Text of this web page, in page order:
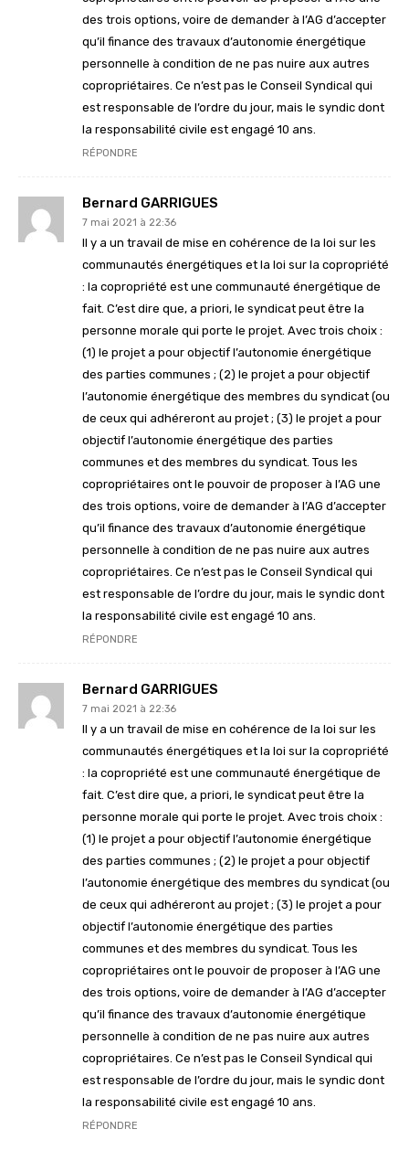
des trois options, voire de demander à l’AG d’accepter
qu’il finance des travaux d’autonomie énergétique
personnelle à condition de ne pas nuire aux autres
copropriétaires. Ce n’est pas le Conseil Syndical qui
est responsable de l’ordre du jour, mais le syndic dont
la responsabilité civile est engagé 10 ans.
RÉPONDRE
Bernard GARRIGUES
7 mai 2021 à 22:36
Il y a un travail de mise en cohérence de la loi sur les
communautés énergétiques et la loi sur la copropriété
: la copropriété est une communauté énergétique de
fait. C’est dire que, a priori, le syndicat peut être la
personne morale qui porte le projet. Avec trois choix :
(1) le projet a pour objectif l’autonomie énergétique
des parties communes ; (2) le projet a pour objectif
l’autonomie énergétique des membres du syndicat (ou
de ceux qui adhéreront au projet ; (3) le projet a pour
objectif l’autonomie énergétique des parties
communes et des membres du syndicat. Tous les
copropriétaires ont le pouvoir de proposer à l’AG une
des trois options, voire de demander à l’AG d’accepter
qu’il finance des travaux d’autonomie énergétique
personnelle à condition de ne pas nuire aux autres
copropriétaires. Ce n’est pas le Conseil Syndical qui
est responsable de l’ordre du jour, mais le syndic dont
la responsabilité civile est engagé 10 ans.
RÉPONDRE
Bernard GARRIGUES
7 mai 2021 à 22:36
Il y a un travail de mise en cohérence de la loi sur les
communautés énergétiques et la loi sur la copropriété
: la copropriété est une communauté énergétique de
fait. C’est dire que, a priori, le syndicat peut être la
personne morale qui porte le projet. Avec trois choix :
(1) le projet a pour objectif l’autonomie énergétique
des parties communes ; (2) le projet a pour objectif
l’autonomie énergétique des membres du syndicat (ou
de ceux qui adhéreront au projet ; (3) le projet a pour
objectif l’autonomie énergétique des parties
communes et des membres du syndicat. Tous les
copropriétaires ont le pouvoir de proposer à l’AG une
des trois options, voire de demander à l’AG d’accepter
qu’il finance des travaux d’autonomie énergétique
personnelle à condition de ne pas nuire aux autres
copropriétaires. Ce n’est pas le Conseil Syndical qui
est responsable de l’ordre du jour, mais le syndic dont
la responsabilité civile est engagé 10 ans.
RÉPONDRE